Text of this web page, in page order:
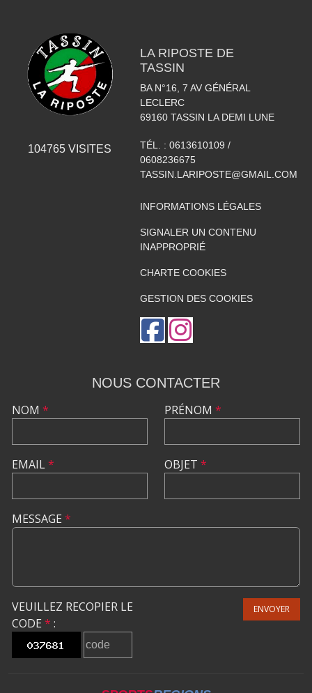
104765 VISITES
LA RIPOSTE DE
TASSIN
BA N°16, 7 AV GÉNÉRAL
LECLERC
69160 TASSIN LA DEMI LUNE
TÉL. : 0613610109 /
0608236675
TASSIN.LARIPOSTE@GMAIL.COM
INFORMATIONS LÉGALES
SIGNALER UN CONTENU
INAPPROPRIÉ
CHARTE COOKIES
GESTION DES COOKIES
NOUS CONTACTER
NOM *
EMAIL*
PRÉNOM *
OBJET *
MESSAGE *
VEUILLEZ RECOPIER LE
CODE * :
ENVOYER